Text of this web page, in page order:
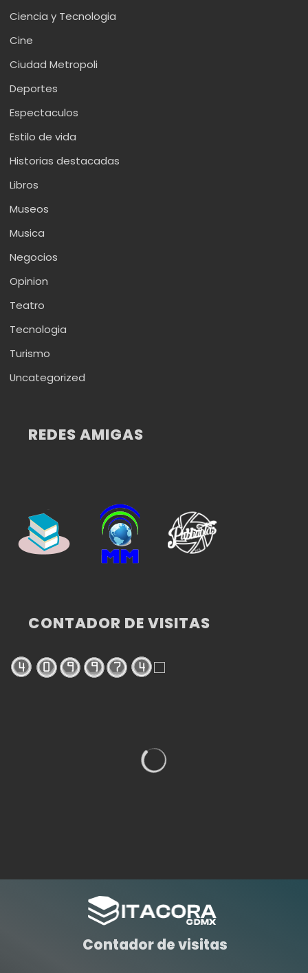
Ciencia y Tecnologia
Cine
Ciudad Metropoli
Deportes
Espectaculos
Estilo de vida
Historias destacadas
Libros
Museos
Musica
Negocios
Opinion
Teatro
Tecnologia
Turismo
Uncategorized
REDES AMIGAS
CONTADOR DE VISITAS
Contador de visitas